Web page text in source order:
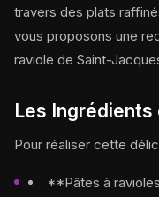
travers des plats
vous proposons une
raviole de Saint-
Les Ingrédients
Pour réaliser cette
**Pâtes à